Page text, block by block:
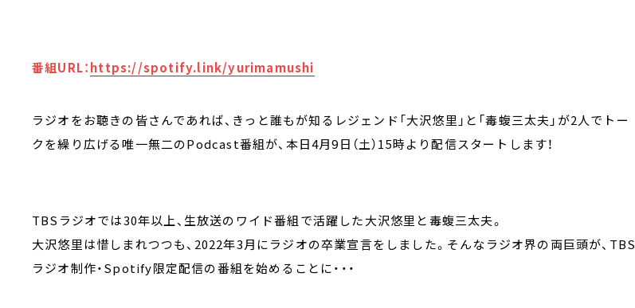
番組URL：https://spotify.link/yurimamushi
ラジオをお聴きの皆さんであれば、きっと誰もが知るレジェンド「大沢悠里」と「毒蝮三太夫」が2人でトー
クを繰り広げる唯一無二のPodcast番組が、本日4月9日（土）15時より配信スタートします！
TBSラジオでは30年以上、生放送のワイド番組で活躍した大沢悠里と毒蝮三太夫。
大沢悠里は惜しまれつつも、2022年3月にラジオの卒業宣言をしました。そんなラジオ界の両巨頭が、TBS
ラジオ制作・Spotify限定配信の番組を始めることに・・・